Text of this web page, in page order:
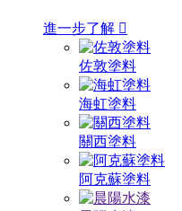
進一步了解 
佐敦塗料
海虹塗料
關西塗料
阿克蘇塗料